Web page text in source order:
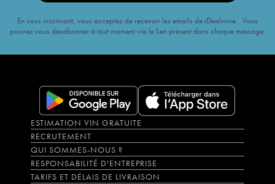
En vous inscrivant, vous acceptez de recevoir les emails de iDealwine. Vous
pouvez vous désabonner à tout moment via le lien présent dans chaque message.
ESTIMATION VIN GRATUITE
RECRUTEMENT
QUI SOMMES-NOUS ?
RESPONSABILITÉ D'ENTREPRISE
TARIFS ET DÉLAIS DE LIVRAISON